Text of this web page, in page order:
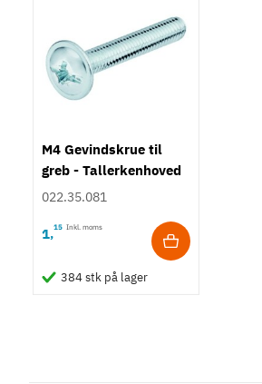
M4 Gevindskrue til
greb - Tallerkenhoved
- Krydskærv
022.35.081
1,15 Inkl. moms
384 stk på lager